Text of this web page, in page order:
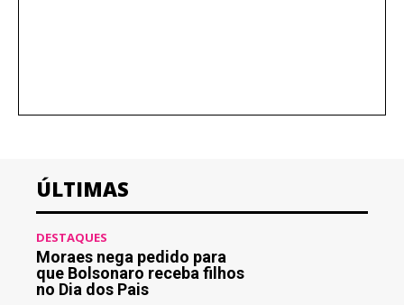
ÚLTIMAS
DESTAQUES
Moraes nega pedido para
que Bolsonaro receba filhos
no Dia dos Pais